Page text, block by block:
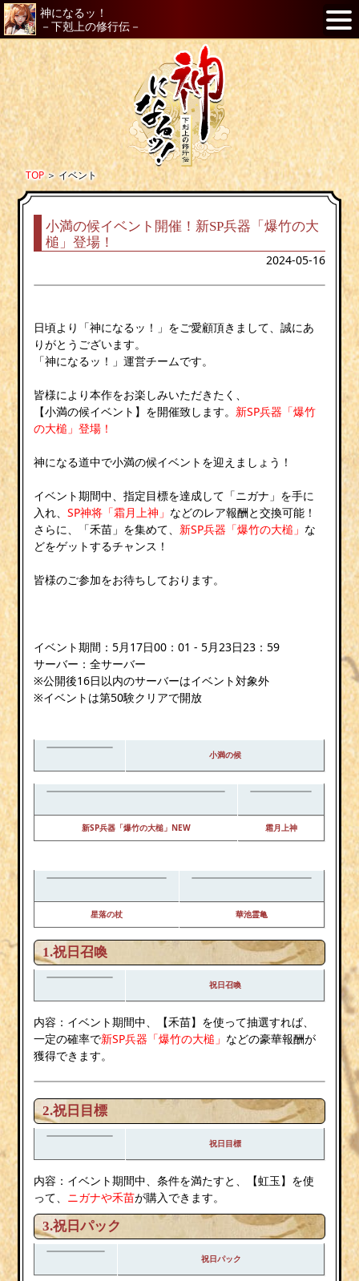
神になるッ！
－下剋上の修行伝－
TOP＞イベント
小満の候イベント開催！新SP兵器「爆竹の大
槌」登場！
2024-05-16
日頃より「神になるッ！」をご愛顧頂きまして、誠にあ
りがとうございます。
「神になるッ！」運営チームです。
皆様により本作をお楽しみいただきたく、
【小満の候イベント】を開催致します。 新SP兵器「爆竹
の大槌」登場！
神になる道中で小満の候イベントを迎えましょう！
イベント期間中、指定目標を達成して「ニガナ」を手に
入れ、SP神将「霜月上神」 などのレア報酬と交換可能！
さらに、「禾苗」を集めて、 新SP兵器「爆竹の大槌」 な
どをゲットするチャンス！
皆様のご参加をお待ちしております。
イベント期間：5月17日00：01 - 5月23日23：59
サーバー：全サーバー
※公開後16日以内のサーバーはイベント対象外
※イベントは第50験クリアで開放
小満の候
新SP兵器「爆竹の大槌」NEW 霜月上神
星落の杖 華池霊亀
1.祝日召喚
祝日召喚
内容：イベント期間中、【禾苗】を使って抽選すれば、
一定の確率で新SP兵器「爆竹の大槌」 などの豪華報酬が
獲得できます。
2.祝日目標
祝日目標
内容：イベント期間中、条件を満たすと、【虹玉】を使
って、 ニガナや禾苗が購入できます。
3.祝日パック
祝日パック